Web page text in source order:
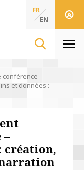
l'Information & de
Sciences
FR
EN
conférence
et données :
–
création,